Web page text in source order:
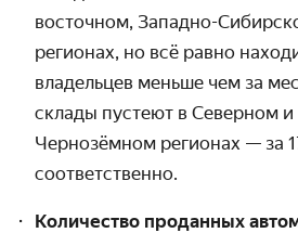
восточном, Западно-
регионах, но всё равно
владельцев меньше чем за
склады пустеют в Северном
Чернозёмном регионах — за
соответственно.
Количество проданных